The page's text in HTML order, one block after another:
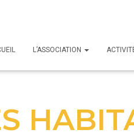
L’ASSOCIATION